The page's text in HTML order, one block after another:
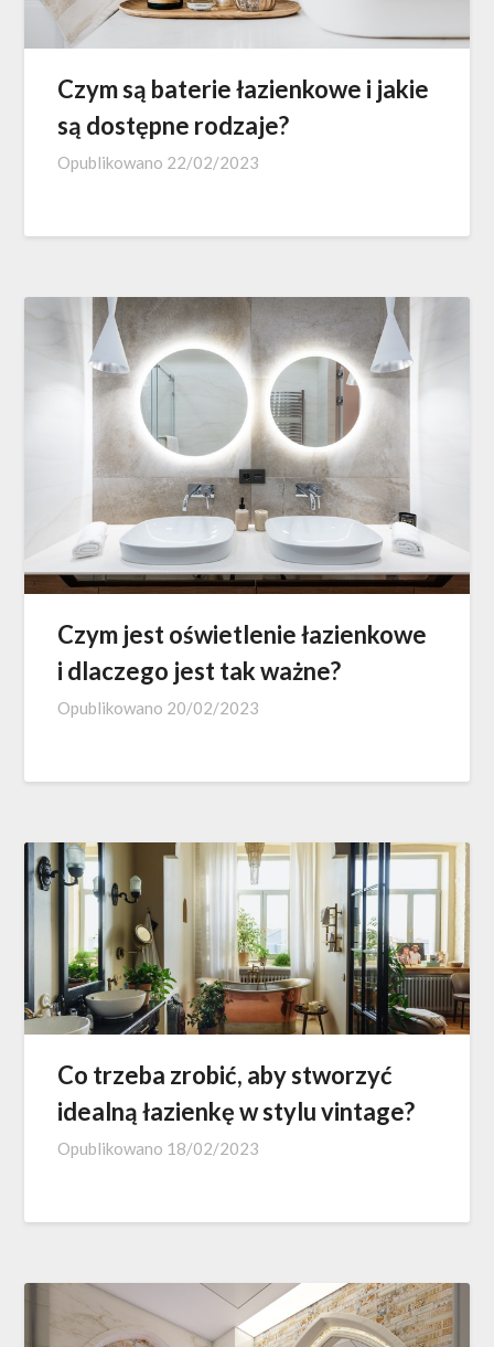
Czym są baterie łazienkowe i jakie
są dostępne rodzaje?
Opublikowano 22/02/2023
Czym jest oświetlenie łazienkowe
i dlaczego jest tak ważne?
Opublikowano 20/02/2023
Co trzeba zrobić, aby stworzyć
idealną łazienkę w stylu vintage?
Opublikowano 18/02/2023